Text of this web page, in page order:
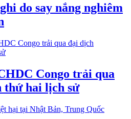
do say nắng nghiêm
Congo trải qua
thứ hai lịch sử